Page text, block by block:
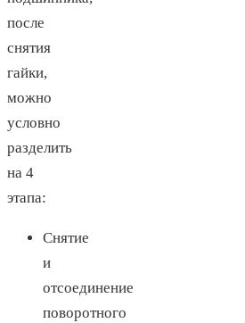
после
снятия
гайки,
можно
условно
разделить
на 4
этапа:
Снятие
и
отсоединение
поворотного